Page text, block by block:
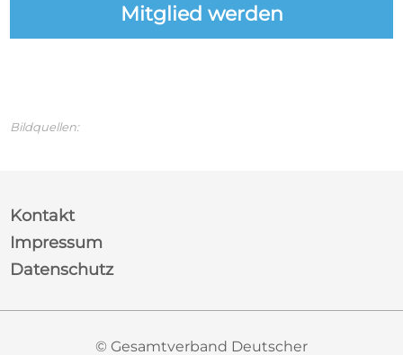
Mitglied werden
Bildquellen:
Kontakt
Impressum
Datenschutz
© Gesamtverband Deutscher